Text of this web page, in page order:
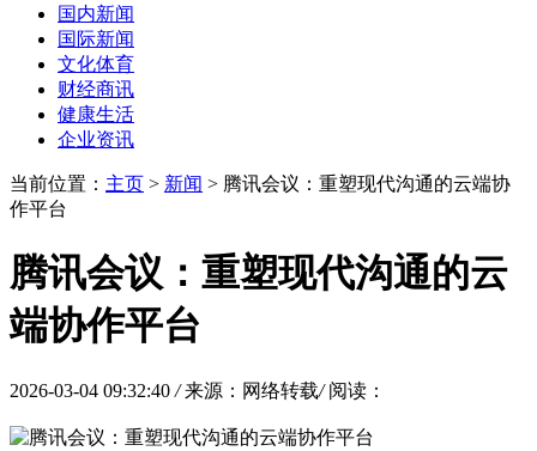
国内新闻
国际新闻
文化体育
财经商讯
健康生活
企业资讯
当前位置： 主页 > 新闻 > 腾讯会议：重塑现代沟通的云端协
作平台
腾讯会议：重塑现代沟通的云
端协作平台
2026-03-04 09:32:40 / 来源：网络转载/ 阅读：